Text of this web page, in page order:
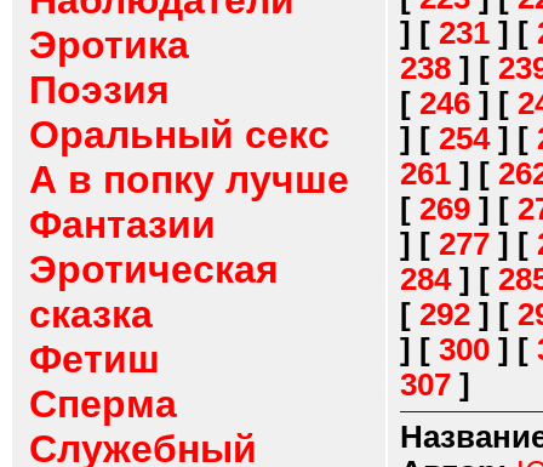
Эротика
Поэзия
Оральный секс
А в попку лучше
Фантазии
Эротическая
сказка
Фетиш
Сперма
Служебный
] [ 231 ] [
238 ] [
[ 246 ] [
] [ 254] [
261 ] [
[ 269 ] [
] [ 277 ] [
284] [
[ 292 ] [
] [ 300 ] [
307 ]